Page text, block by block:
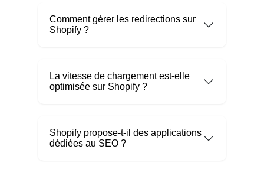
Comment gérer les redirections sur
Shopify ?
La vitesse de chargement est-elle
optimisée sur Shopify ?
Shopify propose-t-il des applications
dédiées au SEO ?